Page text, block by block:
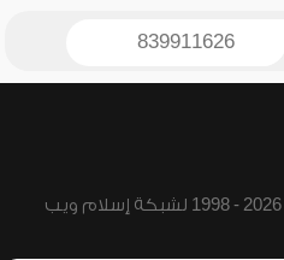
839911626